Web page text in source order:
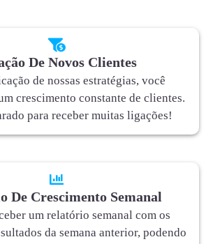
De Novos Clientes
de nossas estratégias, você
crescimento constante de clientes.
para receber muitas ligações!
De Crescimento Semanal
um relatório semanal com os
da semana anterior, podendo